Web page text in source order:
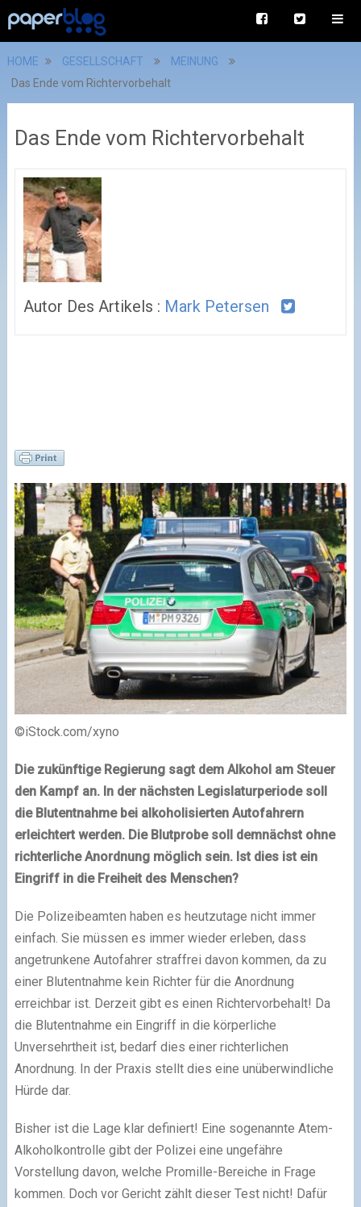
HOME GESELLSCHAFT
MEINUNG
Das Ende vom Richtervorbehalt
Das Ende vom Richtervorbehalt
Autor Des Artikels : Mark Petersen
©iStock.com/xyno
Die zukünftige Regierung sagt dem Alkohol am Steuer
den Kampf an. In der nächsten Legislaturperiode soll
die Blutentnahme bei alkoholisierten Autofahrern
erleichtert werden. Die Blutprobe soll demnächst ohne
richterliche Anordnung möglich sein. Ist dies ist ein
Eingriff in die Freiheit des Menschen?
Die Polizeibeamten haben es heutzutage nicht immer
einfach. Sie müssen es immer wieder erleben, dass
angetrunkene Autofahrer straffrei davon kommen, da zu
einer Blutentnahme kein Richter für die Anordnung
erreichbar ist. Derzeit gibt es einen Richtervorbehalt! Da
die Blutentnahme ein Eingriff in die körperliche
Unversehrtheit ist, bedarf dies einer richterlichen
Anordnung. In der Praxis stellt dies eine unüberwindliche
Hürde dar.
Bisher ist die Lage klar definiert! Eine sogenannte Atem-
Alkoholkontrolle gibt der Polizei eine ungefähre
Vorstellung davon, welche Promille-Bereiche in Frage
kommen. Doch vor Gericht zählt dieser Test nicht! Dafür